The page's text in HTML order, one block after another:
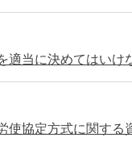
適当に決めてはいけ
協定方式に関する